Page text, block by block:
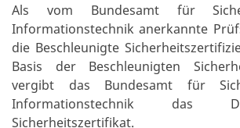
Als vom Bundesamt für
Informationstechnik anerkannte
die Beschleunigte
Basis der Beschleunigten
vergibt das Bundesamt für
Informationstechnik das
Sicherheitszertifikat.